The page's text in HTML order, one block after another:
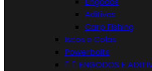
Aditivos
Carp Fishing
Iscos e Colas
Powerbaits
  ENGODOS E